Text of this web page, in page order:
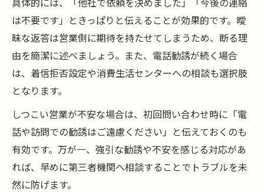
は不要です」ときっぱりと伝えることが効果的です。曖
昧な返答は営業側に期待を持たせてしまうため、断る理
由を簡潔に述べましょう。また、電話勧誘が続く場合
は、着信拒否設定や消費生活センターへの相談も選択肢
となります。
しつこい営業が不安な場合は、初回問い合わせ時に「電
話や訪問での勧誘はご遠慮ください」と伝えておくのも
有効です。万が一、強引な勧誘や不安を感じる対応があ
れば、早めに第三者機関へ相談することでトラブルを未
然に防げます。